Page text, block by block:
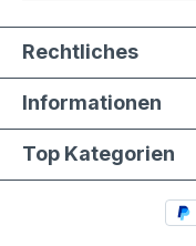
Rechtliches
Informationen
Top Kategorien